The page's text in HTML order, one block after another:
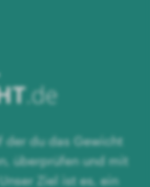
der du das Gewicht
überprüfen und mit
Ziel ist es, ein